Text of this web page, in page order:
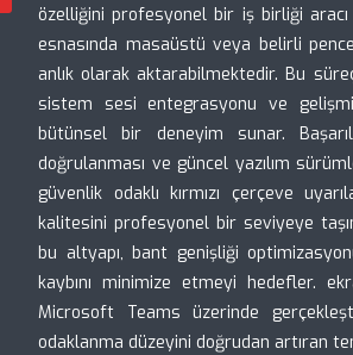
özelliğini profesyonel bir iş birliği aracı
esnasında masaüstü veya belirli
anlık olarak aktarabilmektedir. Bu
sistem sesi entegrasyonu ve
bütünsel bir deneyim sunar.
doğrulanması ve güncel yazılım
güvenlik odaklı kırmızı çerçeve
kalitesini profesyonel bir seviyeye
bu altyapı, bant genişliği
kaybını minimize etmeyi hedefler.
Microsoft Teams üzerinde
odaklanma düzeyini doğrudan artıran